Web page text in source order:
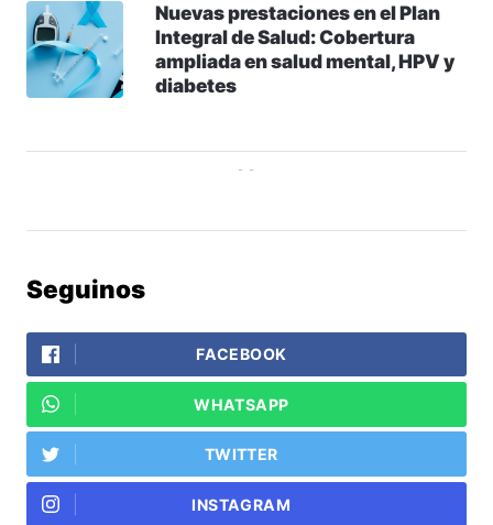
Nuevas prestaciones en el Plan
Integral de Salud: Cobertura
ampliada en salud mental, HPV y
diabetes
Seguinos
FACEBOOK
WHATSAPP
TWITTER
INSTAGRAM